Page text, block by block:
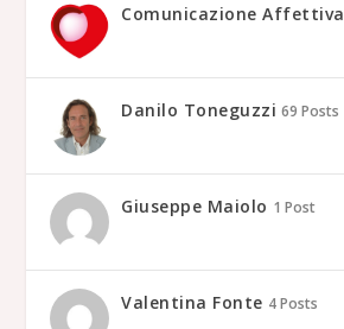
Comunicazione Affettiva
Danilo Toneguzzi 69 Posts
Giuseppe Maiolo 1 Post
Valentina Fonte 4 Posts